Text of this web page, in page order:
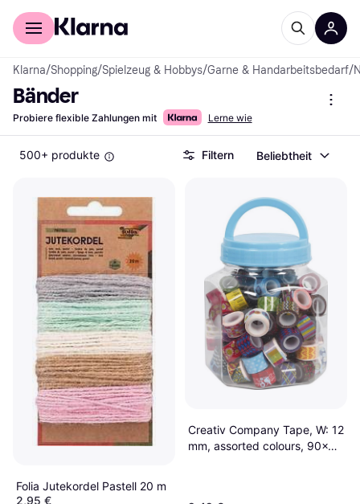
Für Shopper
Klarna/Shopping/Spielzeug & Hobbys/Garne & Handarbeitsbedarf/
Bänder
Probiere flexible Zahlungen mit Lerne wie
500+ produkte Filtern Beliebtheit
Folia Jutekordel Pastell 20 m
2,95 €
Creativ Company Tape, W: 12
mm, assorted colours, 90x2